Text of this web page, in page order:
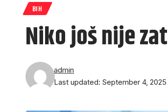
BIH
Niko još nije
Last updated: September 4, 2025
admin